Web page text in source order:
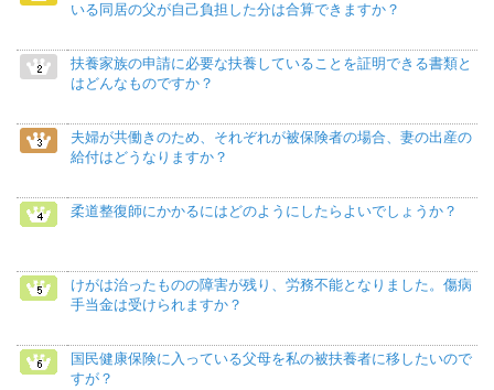
いる同居の父が自己負担した分は合算できますか？
扶養家族の申請に必要な扶養していることを証明できる書類と
はどんなものですか？
夫婦が共働きのため、それぞれが被保険者の場合、妻の出産の
給付はどうなりますか？
柔道整復師にかかるにはどのようにしたらよいでしょうか？
けがは治ったものの障害が残り、労務不能となりました。傷病
手当金は受けられますか？
国民健康保険に入っている父母を私の被扶養者に移したいので
すが？